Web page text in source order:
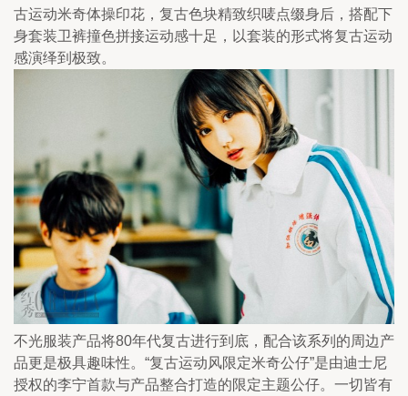
古运动米奇体操印花，复古色块精致织唛点缀身后，搭配下
身套装卫裤撞色拼接运动感十足，以套装的形式将复古运动
感演绎到极致。
不光服装产品将80年代复古进行到底，配合该系列的周边产
品更是极具趣味性。“复古运动风限定米奇公仔”是由迪士尼
授权的李宁首款与产品整合打造的限定主题公仔。一切皆有